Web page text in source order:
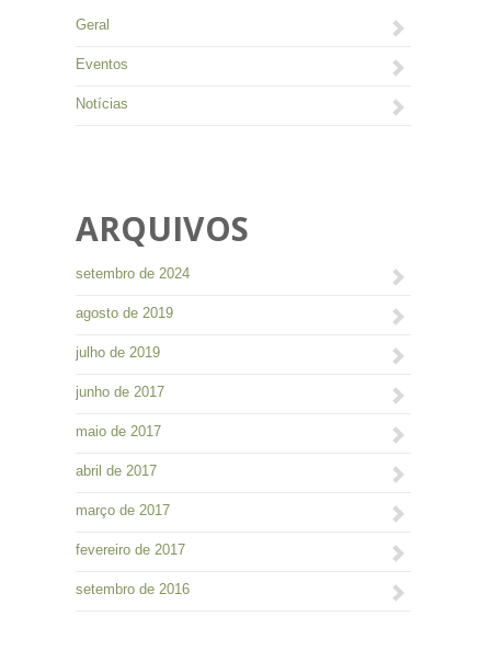
Geral
Eventos
Notícias
ARQUIVOS
setembro de 2024
agosto de 2019
julho de 2019
junho de 2017
maio de 2017
abril de 2017
março de 2017
fevereiro de 2017
setembro de 2016